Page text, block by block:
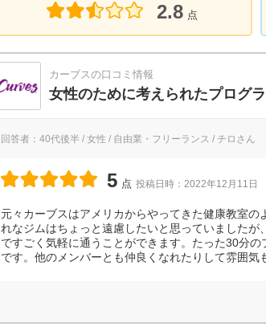
2.8 点
カーブスの口コミ情報
女性のために考えられたプログ
回答者：40代後半 / 女性 / 自由業・フリーランス / チロさん
5 点 投稿日時：2022年12月11日
元々カーブスはアメリカからやってきた健康教室
れなジムはちょっと遠慮したいと思っていました
ですごく気軽に通うことができます。たった30分
です。他のメンバーとも仲良くなれたりして雰囲気